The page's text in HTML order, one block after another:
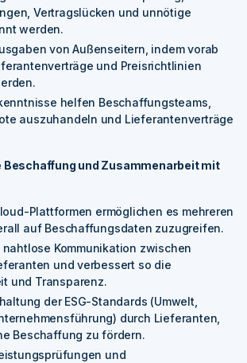
Vertragslücken und unnötige
werden.
von Außenseitern, indem vorab
und Preisrichtlinien
helfen Beschaffungsteams,
auszuhandeln und Lieferantenverträge
und Zusammenarbeit mit
Plattformen ermöglichen es mehreren
auf Beschaffungsdaten zuzugreifen.
nahtlose Kommunikation zwischen
und verbessert so die
und Transparenz.
der ESG-Standards (Umwelt,
durch Lieferanten,
Beschaffung zu fördern.
und